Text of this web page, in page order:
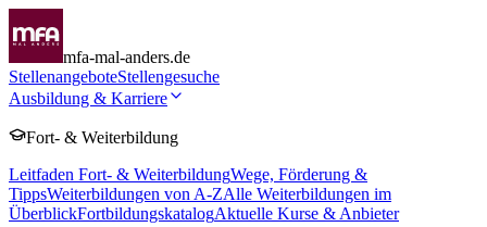
mfa-mal-anders.de
StellenangeboteStellengesuche
Ausbildung & Karriere
Fort- & Weiterbildung
Leitfaden Fort- & WeiterbildungWege, Förderung &
TippsWeiterbildungen von A-ZAlle Weiterbildungen im
ÜberblickFortbildungskatalogAktuelle Kurse & Anbieter